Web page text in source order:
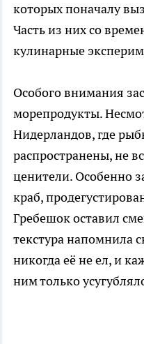
которых поначалу
Часть из них со
кулинарные
Особого внимания
морепродукты.
Нидерландов, где
распространены, не
ценители. Особенно
краб,
Гребешок оставил
текстура напомнила
никогда её не ел, и
ним только